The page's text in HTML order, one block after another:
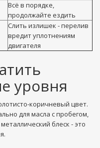
Всё в порядке,
продолжайте ездить
Слить излишек - перелив
вредит уплотнениям
двигателя
уровня
коричневый цвет.
для масла с пробегом,
блеск - это